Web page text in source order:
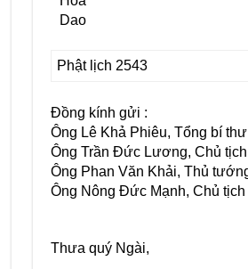
Phật lịch 2543
Ðồng kính gửi :
Ông Lê Khả Phiêu, Tổng bí
Ông Trần Ðức Lương, Chủ
Ông Phan Văn Khải, Thủ
Ông Nông Ðức Mạnh, Chủ
Thưa quý Ngài,